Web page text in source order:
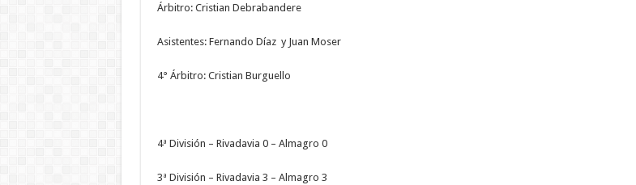
Árbitro: Cristian Debrabandere
Asistentes: Fernando Díaz y Juan Moser
4° Árbitro: Cristian Burguello
4ª División – Rivadavia 0 – Almagro 0
3ª División – Rivadavia 3 – Almagro 3